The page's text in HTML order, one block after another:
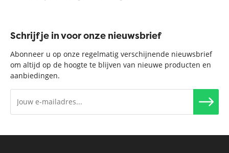
Schrijf je in voor onze nieuwsbrief
Abonneer u op onze regelmatig verschijnende nieuwsbrief
om altijd op de hoogte te blijven van nieuwe producten en
aanbiedingen.